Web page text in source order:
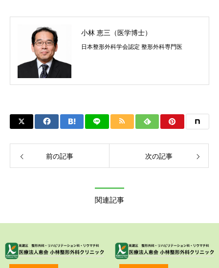
小林 恵三（医学博士）
日本整形外科学会認定 整形外科専門医
前の記事 次の記事
関連記事